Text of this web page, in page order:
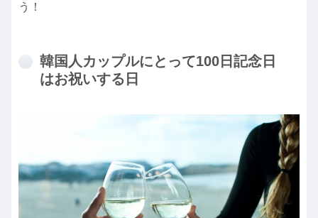
う！
韓国人カップルにとって100日記念日
はお祝いする日